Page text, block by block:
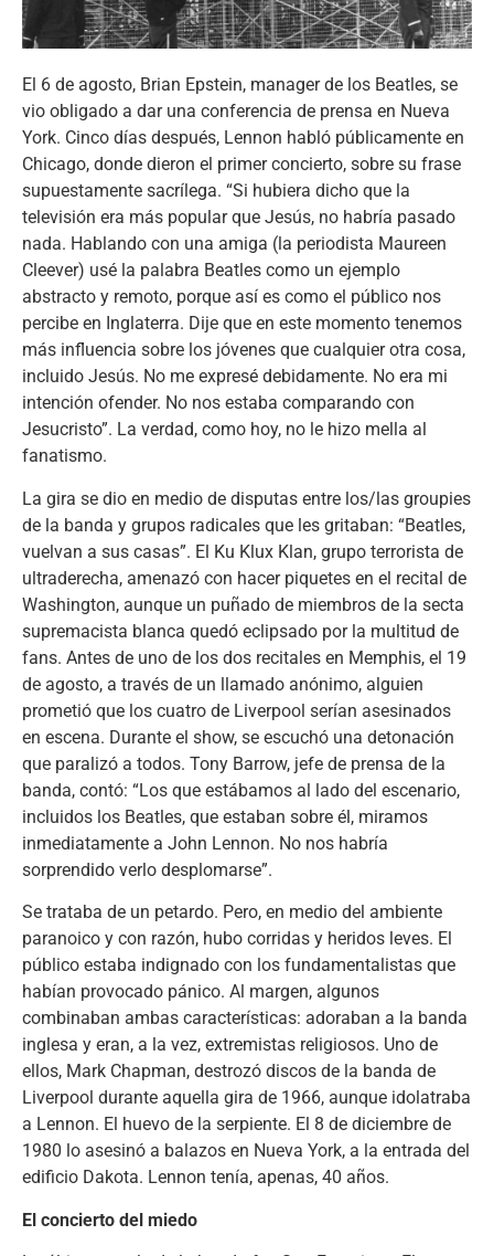
El 6 de agosto, Brian Epstein, manager de los Beatles, se
vio obligado a dar una conferencia de prensa en Nueva
York. Cinco días después, Lennon habló públicamente en
Chicago, donde dieron el primer concierto, sobre su frase
supuestamente sacrílega. “Si hubiera dicho que la
televisión era más popular que Jesús, no habría pasado
nada. Hablando con una amiga (la periodista Maureen
Cleever) usé la palabra Beatles como un ejemplo
abstracto y remoto, porque así es como el público nos
percibe en Inglaterra. Dije que en este momento tenemos
más influencia sobre los jóvenes que cualquier otra cosa,
incluido Jesús. No me expresé debidamente. No era mi
intención ofender. No nos estaba comparando con
Jesucristo”. La verdad, como hoy, no le hizo mella al
fanatismo.
La gira se dio en medio de disputas entre los/las groupies
de la banda y grupos radicales que les gritaban: “Beatles,
vuelvan a sus casas”. El Ku Klux Klan, grupo terrorista de
ultraderecha, amenazó con hacer piquetes en el recital de
Washington, aunque un puñado de miembros de la secta
supremacista blanca quedó eclipsado por la multitud de
fans. Antes de uno de los dos recitales en Memphis, el 19
de agosto, a través de un llamado anónimo, alguien
prometió que los cuatro de Liverpool serían asesinados
en escena. Durante el show, se escuchó una detonación
que paralizó a todos. Tony Barrow, jefe de prensa de la
banda, contó: “Los que estábamos al lado del escenario,
incluidos los Beatles, que estaban sobre él, miramos
inmediatamente a John Lennon. No nos habría
sorprendido verlo desplomarse”.
Se trataba de un petardo. Pero, en medio del ambiente
paranoico y con razón, hubo corridas y heridos leves. El
público estaba indignado con los fundamentalistas que
habían provocado pánico. Al margen, algunos
combinaban ambas características: adoraban a la banda
inglesa y eran, a la vez, extremistas religiosos. Uno de
ellos, Mark Chapman, destrozó discos de la banda de
Liverpool durante aquella gira de 1966, aunque idolatraba
a Lennon. El huevo de la serpiente. El 8 de diciembre de
1980 lo asesinó a balazos en Nueva York, a la entrada del
edificio Dakota. Lennon tenía, apenas, 40 años.
El concierto del miedo